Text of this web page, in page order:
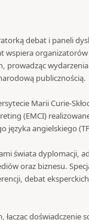
debat i paneli
wspiera
publicznością.
Marii Curie-
(EMCI)
języka angielskiego
świata dyplomacji,
oraz biznesu.
debat
doświadczenie